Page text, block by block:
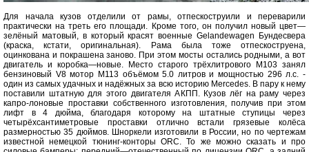
Для начала кузов отделили от рамы, отпескоструили и переварили
практически на треть его площади. Кроме того, он получил новый цвет—
зелёный матовый, в который красят военные Gelandewagen Бундесвера
(краска, кстати, оригинальная). Рама была тоже отпескоструена,
оцинкована и покрашена заново. При этом мосты остались родными, а вот
двигатель и коробка—новые. Место старого трёхлитрового М103 занял
бензиновый V8 мотор М113 объёмом 5.0 литров и мощностью 296 л.с. -
один из самых удачных и надёжных за всю историю Mercedes. В пару к нему
поставили штатную для этого двигателя АКПП. Кузов лёг на раму через
капро-лоновые проставки собственного изготовления, получив при этом
лифт в 4 дюйма, благодаря которому на штатные ступицы через
четырёхсантиметровые проставки отлично встали грязевые колёса
размерностью 35 дюймов. Шноркели изготовили в России, но по чертежам
известной немецкой тюнинг-конторы ORC. То же можно сказать и про